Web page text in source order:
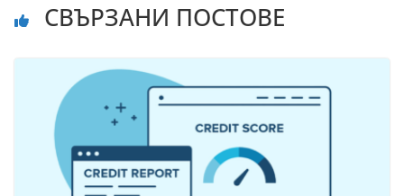
СВЪРЗАНИ ПОСТОВЕ